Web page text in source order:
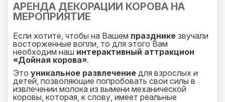
АРЕНДА ДЕКОРАЦИИ КОРОВА НА
МЕРОПРИЯТИЕ
Если хотите, чтобы на Вашем празднике звучали
восторженные вопли, то для этого Вам
необходим наш интерактивный аттракцион
«Дойная корова».
Это уникальное развлечение для взрослых и
детей, позволяющие попробовать свои силы в
извлечении молока из вымени механической
коровы, которая, к слову, имеет реальные